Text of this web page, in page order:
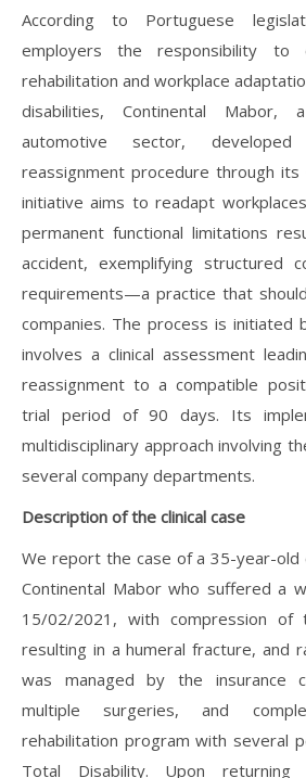
According to Portuguese
employers the responsibility to
rehabilitation and workplace
disabilities, Continental
automotive sector,
reassignment procedure through its
initiative aims to readapt
permanent functional limitations
accident, exemplifying structured
requirements—a practice that
companies. The process is initiated
involves a clinical assessment
reassignment to a compatible
trial period of 90 days. Its
multidisciplinary approach involving
several company departments.
Description of the clinical case
We report the case of a 35-year-
Continental Mabor who suffered a
15/02/2021, with compression
resulting in a humeral fracture, and
was managed by the insurance
multiple surgeries, and
rehabilitation program with several
Total Disability. Upon